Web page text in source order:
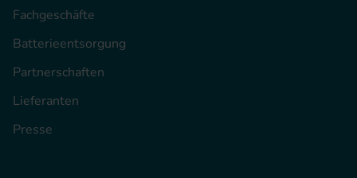
Fachgeschäfte
Batterieentsorgung
Partnerschaften
Lieferanten
Presse